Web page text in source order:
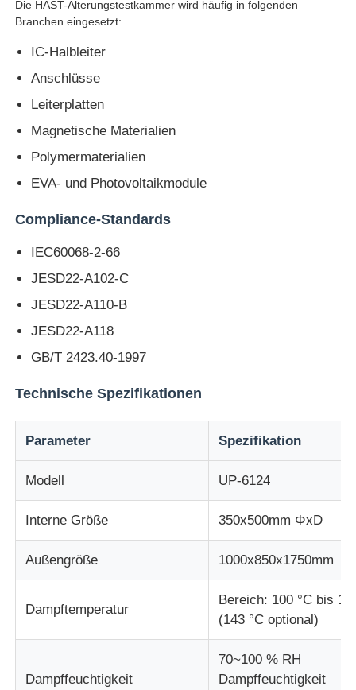
Fabrik Tour
Qualitätskontrolle
Laborversuch-Ausrüstung
Umwelttestkammer
Schlagprüfmaschine
Abnutzungsprüfmaschine
Gummitestgerät
Die HAST-Alterungstestkammer wird häufig in folgenden
Branchen eingesetzt:
IC-Halbleiter
Anschlüsse
Leiterplatten
Magnetische Materialien
Polymermaterialien
EVA- und Photovoltaikmodule
Compliance-Standards
IEC60068-2-66
JESD22-A102-C
JESD22-A110-B
JESD22-A118
GB/T 2423.40-1997
Technische Spezifikationen
Parameter Spezifikation
Modell UP-6124
Interne Größe 350x500mm ΦxD
Außengröße 1000x850x1750mm
Dampftemperatur
Bereich: 100 °C bis
(143 °C optional)
Dampffeuchtigkeit
70~100 % RH
Dampffeuchtigkeit